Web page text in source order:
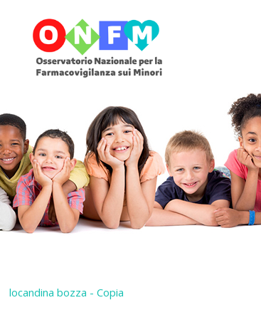
locandina bozza - Copia